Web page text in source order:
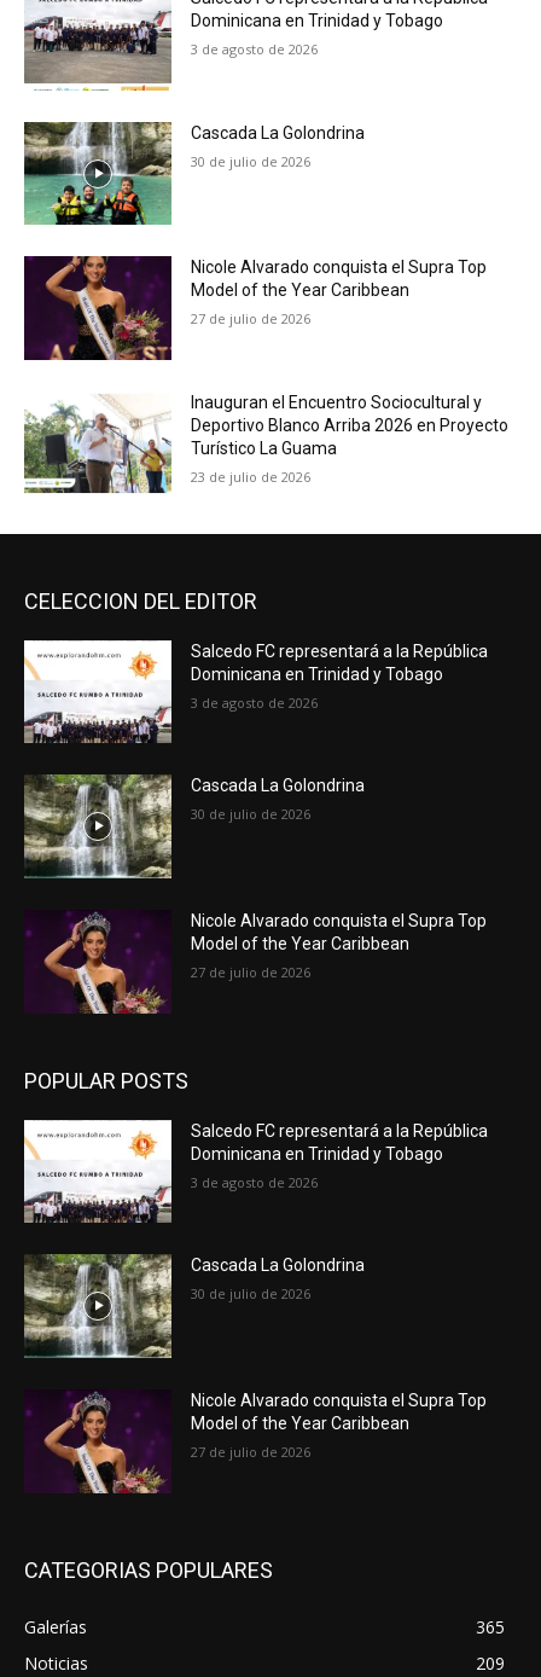
Dominicana en Trinidad y Tobago
3 de agosto de 2026
Cascada La Golondrina
30 de julio de 2026
Nicole Alvarado conquista el Supra Top
Model of the Year Caribbean
27 de julio de 2026
Inauguran el Encuentro Sociocultural y
Deportivo Blanco Arriba 2026 en Proyecto
Turístico La Guama
23 de julio de 2026
CELECCION DEL EDITOR
Salcedo FC representará a la República
Dominicana en Trinidad y Tobago
3 de agosto de 2026
Cascada La Golondrina
30 de julio de 2026
Nicole Alvarado conquista el Supra Top
Model of the Year Caribbean
27 de julio de 2026
POPULAR POSTS
Salcedo FC representará a la República
Dominicana en Trinidad y Tobago
3 de agosto de 2026
Cascada La Golondrina
30 de julio de 2026
Nicole Alvarado conquista el Supra Top
Model of the Year Caribbean
27 de julio de 2026
CATEGORIAS POPULARES
Galerías
365
Noticias
209